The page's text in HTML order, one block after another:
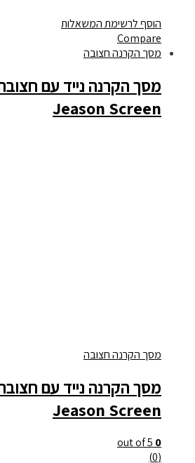
הוסף לרשימת המשאלות
Compare
מסך הקרנה חצובה
Jeason Screen
מסך הקרנה חצובה
Jeason Screen
0
out of 5